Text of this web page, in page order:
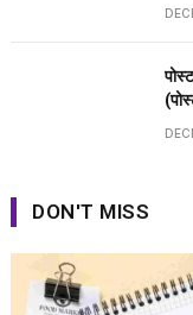
DON'T MISS